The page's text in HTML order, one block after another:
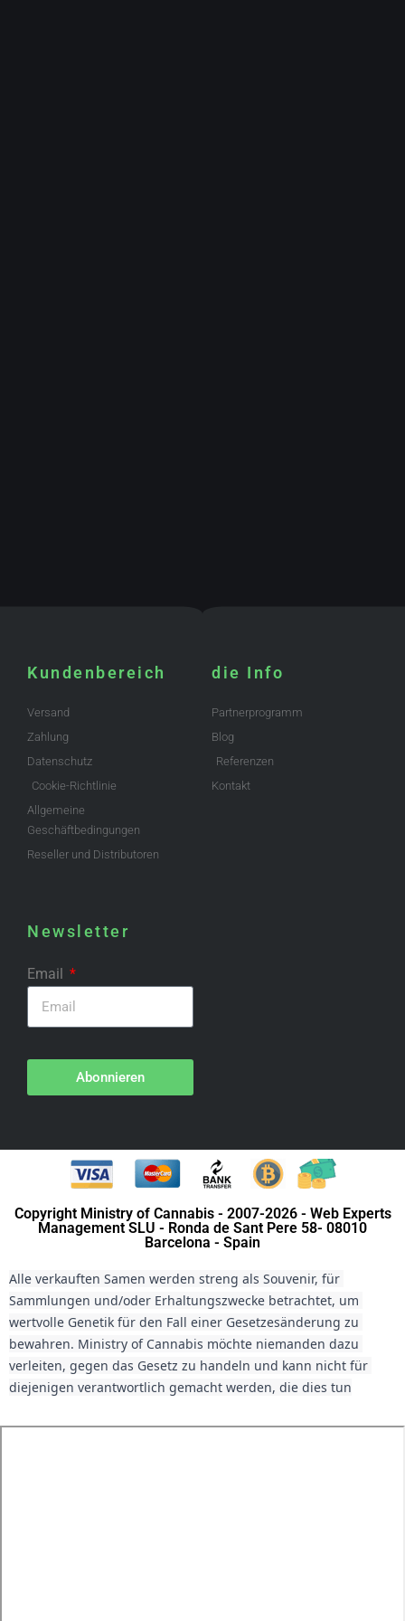
Kundenbereich
Versand
Zahlung
Datenschutz
Cookie-Richtlinie
Allgemeine
Geschäftbedingungen
Reseller und Distributoren
die Info
Partnerprogramm
Blog
Referenzen
Kontakt
Newsletter
Email
Abonnieren
Copyright Ministry of Cannabis - 2007-2026 - Web Experts
Management SLU - Ronda de Sant Pere 58- 08010
Barcelona - Spain
Alle verkauften Samen werden streng als Souvenir, für
Sammlungen und/oder Erhaltungszwecke betrachtet, um
wertvolle Genetik für den Fall einer Gesetzesänderung zu
bewahren. Ministry of Cannabis möchte niemanden dazu
verleiten, gegen das Gesetz zu handeln und kann nicht für
diejenigen verantwortlich gemacht werden, die dies tun